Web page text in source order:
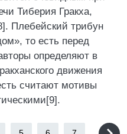
Тиберия Гракха,
Плебейский трибун
то есть перед
определяют в
движения
считают мотивы